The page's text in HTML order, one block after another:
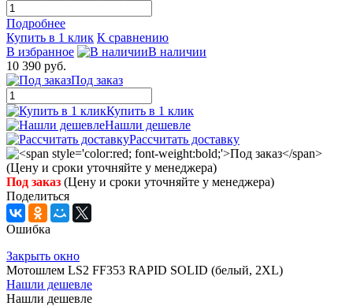
Подробнее
Купить в 1 клик К сравнению
В избранное
В наличии
10 390 руб.
Под заказ
Купить в 1 клик
Нашли дешевле
Рассчитать доставку
Под заказ (Цену и сроки уточняйте у менеджера)
Поделиться
Ошибка
Закрыть окно
Мотошлем LS2 FF353 RAPID SOLID (белый, 2XL)
Нашли дешевле
Нашли дешевле